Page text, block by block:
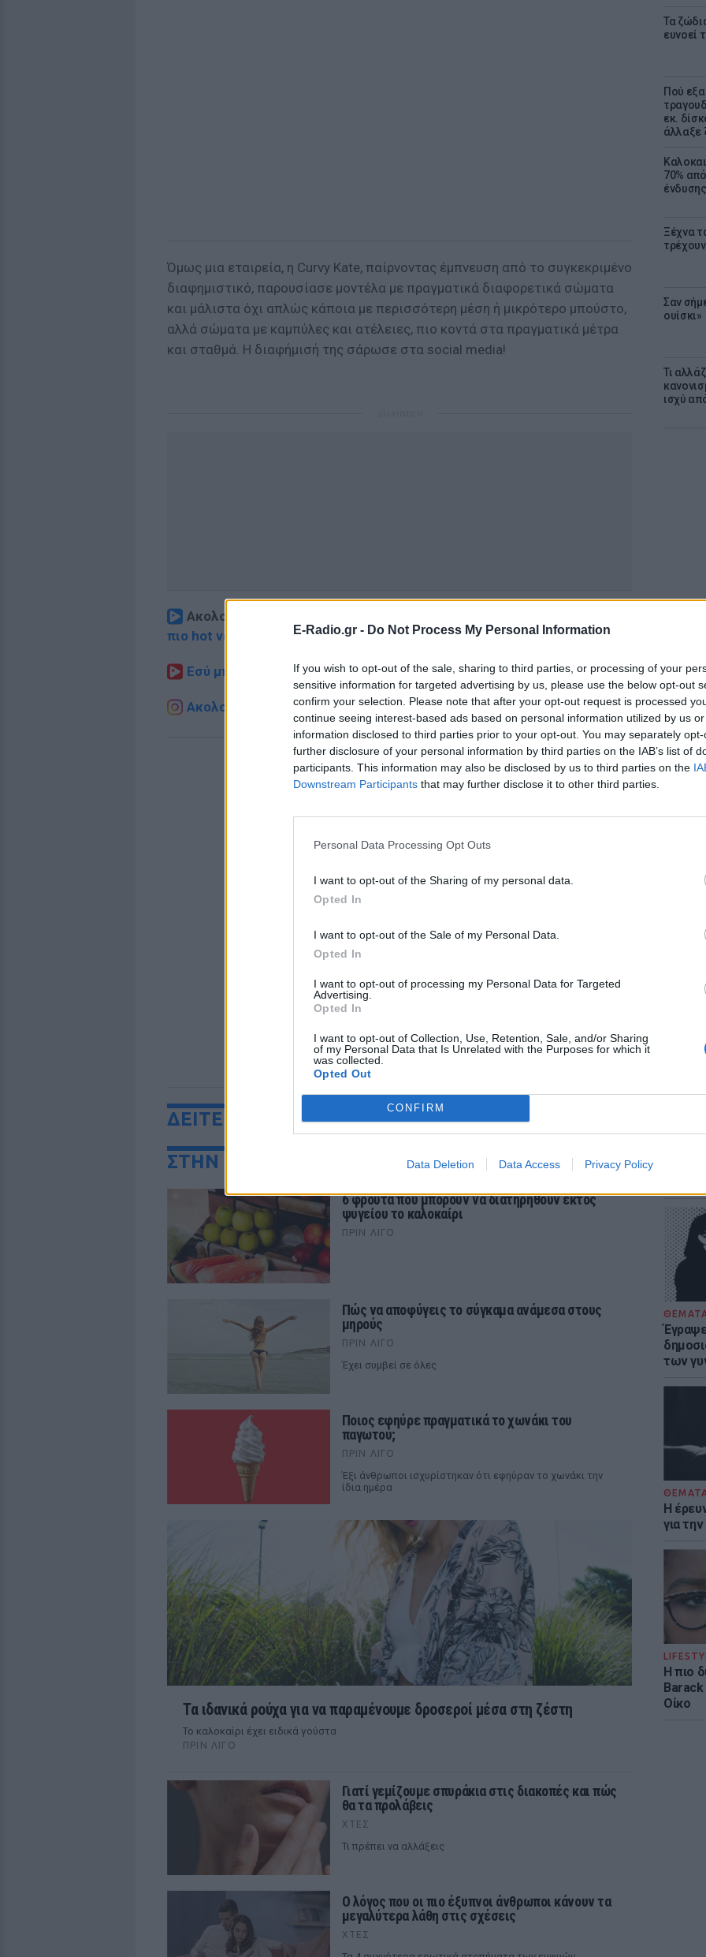
E-Radio.gr - Do Not Process My Personal Information
If you wish to opt-out of the sale, sharing to third parties, or processing of your
sensitive information for targeted advertising by us, please use the below opt-out
confirm your selection. Please note that after your opt-out request is processed
continue seeing interest-based ads based on personal information utilized by us
information disclosed to third parties prior to your opt-out. You may separately
further disclosure of your personal information by third parties on the IAB’s list of
participants. This information may also be disclosed by us to third parties on the
Downstream Participants that may further disclose it to other third parties.
Personal Data Processing Opt Outs
I want to opt-out of the Sharing of my personal data.
Opted In
I want to opt-out of the Sale of my Personal Data.
Opted In
I want to opt-out of processing my Personal Data for Targeted
Advertising.
Opted In
I want to opt-out of Collection, Use, Retention, Sale, and/or Sharing
of my Personal Data that Is Unrelated with the Purposes for which it
was collected.
Opted Out
CONFIRM
Data Deletion Data Access Privacy Policy
Τα
ευνοεί
Πού
εκ.
άλλαξε
70%
Ξέχνα
Σαν
ουίσκι»
Τι
ισχύ
6
Πώς
των
Η
για
Η πιο
Οίκο
Όμως μια εταιρεία, η Curvy Kate, παίρνοντας έμπνευση από το συγκεκριμένο
διαφημιστικό, παρουσίασε μοντέλα με πραγματικά διαφορετικά σώματα
και μάλιστα όχι απλώς κάποια με περισσότερη μέση ή μικρότερο μπούστο,
αλλά σώματα με καμπύλες και ατέλειες, πιο κοντά στα πραγματικά μέτρα
και σταθμά. Η διαφήμισή της σάρωσε στα social media!
Ακολουθήστε το E-Radio.gr στο
πιο hot νέα
Εσύ μπήκες στο E-Daily.gr; Τα νέα της ημέρας και ότι σου κάνει κλικ!
Ακολουθήστε το E-Radio.gr και στο Instagram
ΔΙΑΦΗΜΙΣΗ
ΔΕΙΤΕ ΕΠΙΣΗΣ
ΣΤΗΝ ΙΔΙΑ ΚΑΤΗΓΟΡΙΑ
6 φρούτα που μπορουν να διατηρηθούν εκτός
ψυγείου το καλοκαίρι
ΠΡΙΝ ΛΊΓΟ
Πώς να αποφύγεις το σύγκαμα ανάμεσα στους
μηρούς
ΠΡΙΝ ΛΊΓΟ
Έχει συμβεί σε όλες
Ποιος εφηύρε πραγματικά το χωνάκι του
παγωτού;
ΠΡΙΝ ΛΊΓΟ
Έξι άνθρωποι ισχυρίστηκαν ότι εφηύραν το χωνάκι την
ίδια ημέρα
Τα ιδανικά ρούχα για να παραμένουμε δροσεροί μέσα στη ζέστη
To καλοκαίρι έχει ειδικά γούστα
ΠΡΙΝ ΛΊΓΟ
Γιατί γεμίζουμε σπυράκια στις διακοπές και πώς
θα τα προλάβεις
ΧΤΕΣ
Τι πρέπει να αλλάξεις
Ο λόγος που οι πιο έξυπνοι άνθρωποι κάνουν τα
μεγαλύτερα λάθη στις σχέσεις
ΧΤΕΣ